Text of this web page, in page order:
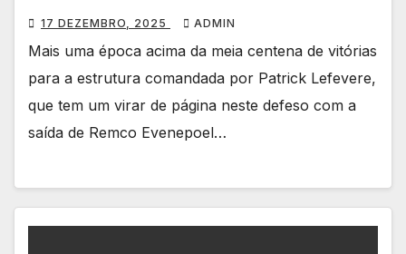
17 DEZEMBRO, 2025 ADMIN
Mais uma época acima da meia centena de vitórias
para a estrutura comandada por Patrick Lefevere,
que tem um virar de página neste defeso com a
saída de Remco Evenepoel…